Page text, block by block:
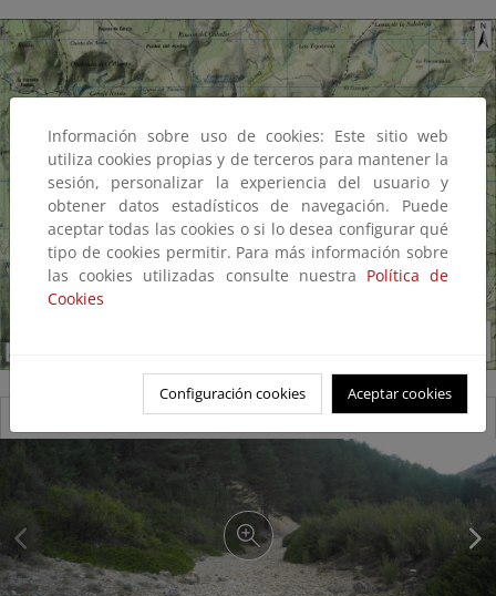
Reserva natural fluvial del río Sarguilla
Información sobre uso de cookies: Este sitio web
utiliza cookies propias y de terceros para mantener la
sesión, personalizar la experiencia del usuario y
obtener datos estadísticos de navegación. Puede
aceptar todas las cookies o si lo desea configurar qué
tipo de cookies permitir. Para más información sobre
las cookies utilizadas consulte nuestra Política de
Cookies
Configuración cookies Aceptar cookies